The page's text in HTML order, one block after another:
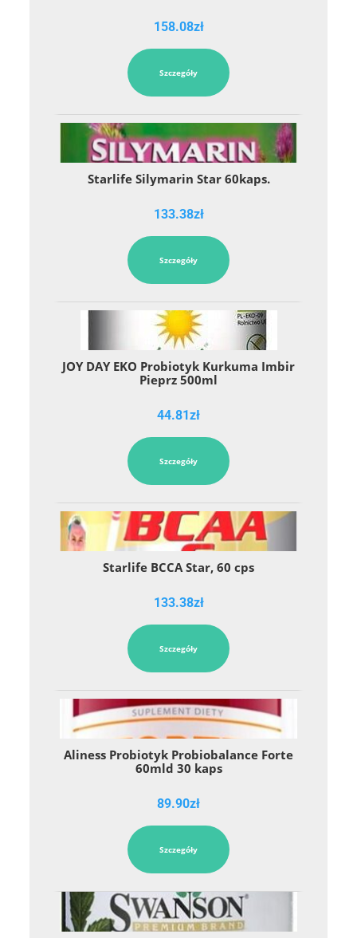
158.08zł
Szczegóły
Starlife Silymarin Star 60kaps.
133.38zł
Szczegóły
JOY DAY EKO Probiotyk Kurkuma Imbir
Pieprz 500ml
44.81zł
Szczegóły
Starlife BCCA Star, 60 cps
133.38zł
Szczegóły
Aliness Probiotyk Probiobalance Forte
60mld 30 kaps
89.90zł
Szczegóły